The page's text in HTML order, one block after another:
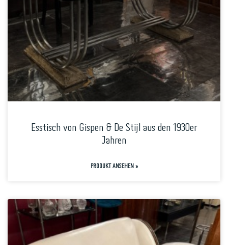
Esstisch von Gispen & De Stijl aus den 1930er
Jahren
PRODUKT ANSEHEN »